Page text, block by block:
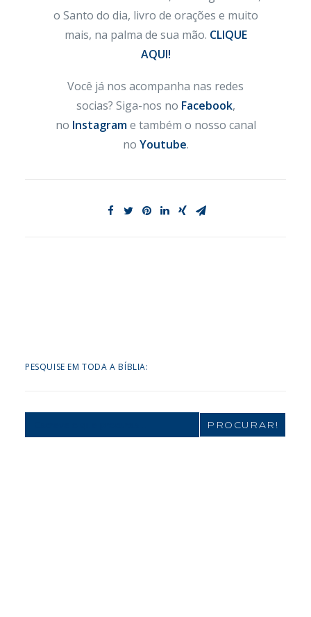
o Santo do dia, livro de orações e muito
mais, na palma de sua mão. CLIQUE
AQUI!
Você já nos acompanha nas redes
socias? Siga-nos no Facebook,
no Instagrame também o nosso canal
no Youtube.
PESQUISE EM TODA A BÍBLIA:
Search